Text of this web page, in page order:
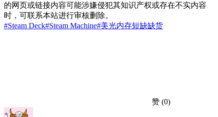
的网页或链接内容可能涉嫌侵犯其知识产权或存在不实内容
时，可联系本站进行审核删除。
#Steam Deck#Steam Machine#美光内存短缺缺货
赞 (0)